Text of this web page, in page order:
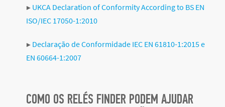
▶ UKCA Declaration of Conformity According to BS EN
ISO/IEC 17050-1:2010
▶ Declaração de Conformidade IEC EN 61810-1:2015 e
EN 60664-1:2007
COMO OS RELÉS FINDER PODEM AJUDAR